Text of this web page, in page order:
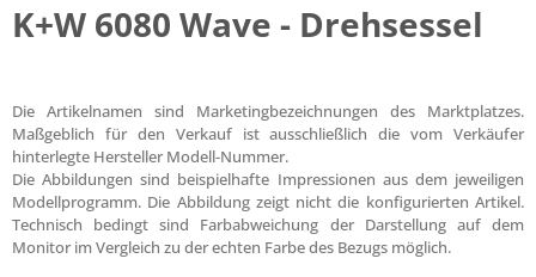
K+W 6080 Wave - Drehsessel
Die Artikelnamen sind Marketingbezeichnungen des Marktplatzes.
Maßgeblich für den Verkauf ist ausschließlich die vom Verkäufer
hinterlegte Hersteller Modell-Nummer.
Die Abbildungen sind beispielhafte Impressionen aus dem jeweiligen
Modellprogramm. Die Abbildung zeigt nicht die konfigurierten Artikel.
Technisch bedingt sind Farbabweichung der Darstellung auf dem
Monitor im Vergleich zu der echten Farbe des Bezugs möglich.